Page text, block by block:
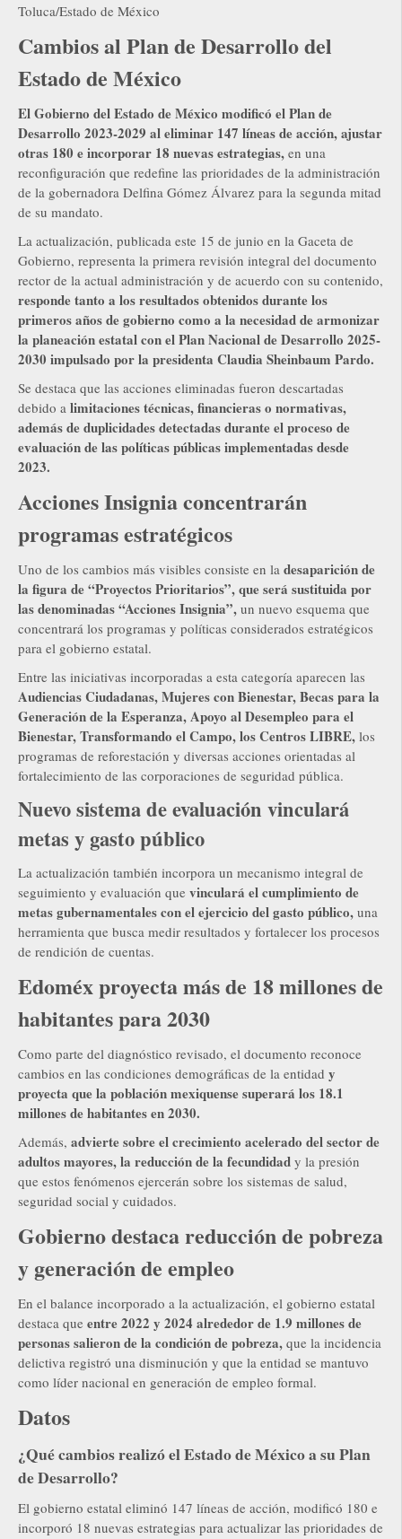
Toluca/Estado de México
Cambios al Plan de Desarrollo del
Estado de México
El Gobierno del Estado de México modificó el Plan de
Desarrollo 2023-2029 al eliminar 147 líneas de acción, ajustar
otras 180 e incorporar 18 nuevas estrategias, en una
reconfiguración que redefine las prioridades de la administración
de la gobernadora Delfina Gómez Álvarez para la segunda mitad
de su mandato.
La actualización, publicada este 15 de junio en la Gaceta de
Gobierno, representa la primera revisión integral del documento
rector de la actual administración y de acuerdo con su contenido,
responde tanto a los resultados obtenidos durante los
primeros años de gobierno como a la necesidad de armonizar
la planeación estatal con el Plan Nacional de Desarrollo 2025-
2030 impulsado por la presidenta Claudia Sheinbaum Pardo.
Se destaca que las acciones eliminadas fueron descartadas
debido a limitaciones técnicas, financieras o normativas,
además de duplicidades detectadas durante el proceso de
evaluación de las políticas públicas implementadas desde
2023.
Acciones Insignia concentrarán
programas estratégicos
Uno de los cambios más visibles consiste en la desaparición de
la figura de “Proyectos Prioritarios”, que será sustituida por
las denominadas “Acciones Insignia”, un nuevo esquema que
concentrará los programas y políticas considerados estratégicos
para el gobierno estatal.
Entre las iniciativas incorporadas a esta categoría aparecen las
Audiencias Ciudadanas, Mujeres con Bienestar, Becas para la
Generación de la Esperanza, Apoyo al Desempleo para el
Bienestar, Transformando el Campo, los Centros LIBRE, los
programas de reforestación y diversas acciones orientadas al
fortalecimiento de las corporaciones de seguridad pública.
Nuevo sistema de evaluación vinculará
metas y gasto público
La actualización también incorpora un mecanismo integral de
seguimiento y evaluación que vinculará el cumplimiento de
metas gubernamentales con el ejercicio del gasto público, una
herramienta que busca medir resultados y fortalecer los procesos
de rendición de cuentas.
Edoméx proyecta más de 18 millones de
habitantes para 2030
Como parte del diagnóstico revisado, el documento reconoce
cambios en las condiciones demográficas de la entidad y
proyecta que la población mexiquense superará los 18.1
millones de habitantes en 2030.
Además, advierte sobre el crecimiento acelerado del sector de
adultos mayores, la reducción de la fecundidad y la presión
que estos fenómenos ejercerán sobre los sistemas de salud,
seguridad social y cuidados.
Gobierno destaca reducción de pobreza
y generación de empleo
En el balance incorporado a la actualización, el gobierno estatal
destaca que entre 2022 y 2024 alrededor de 1.9 millones de
personas salieron de la condición de pobreza, que la incidencia
delictiva registró una disminución y que la entidad se mantuvo
como líder nacional en generación de empleo formal.
Datos
¿Qué cambios realizó el Estado de México a su Plan
de Desarrollo?
El gobierno estatal eliminó 147 líneas de acción, modificó 180 e
incorporó 18 nuevas estrategias para actualizar las prioridades de